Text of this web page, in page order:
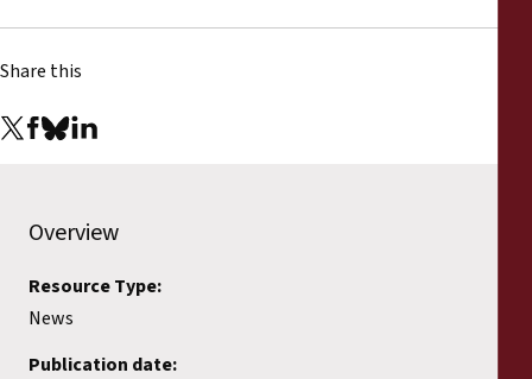
Share this
Overview
Resource Type:
News
Publication date: